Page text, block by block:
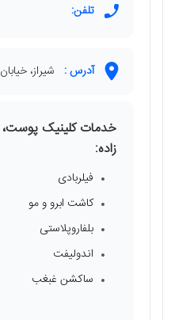
تلفن:
آدرس : شیراز،
خدمات کلینیک پوست،
زاده:
فیلربادی
کاشت ابرو و مو
بلفاروپلاستی
اندولیفت
ساکشن غبغب